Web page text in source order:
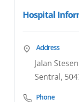
Hospital
Address
Jalan
Sentral,
Phone